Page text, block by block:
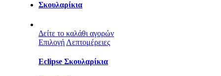
Σκουλαρίκια
Δείτε το καλάθι αγορών
Επιλογή Λεπτομέρειες
Eclipse Σκουλαρίκια